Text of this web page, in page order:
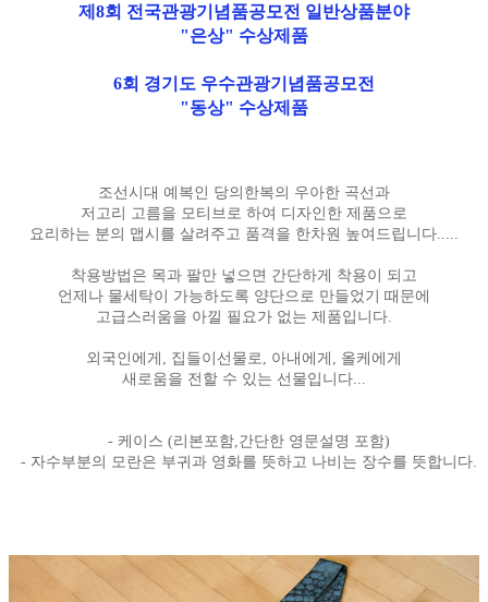
제8회 전국관광기념품공모전 일반상품분야
"은상" 수상제품
6회 경기도 우수관광기념품공모전
"동상" 수상제품
조선시대 예복인 당의한복의 우아한 곡선과
저고리 고름을 모티브로 하여 디자인한 제품으로
요리하는 분의 맵시를 살려주고 품격을 한차원 높여드립니다.....
착용방법은 목과 팔만 넣으면 간단하게 착용이 되고
언제나 물세탁이 가능하도록 양단으로 만들었기 때문에
고급스러움을 아낄 필요가 없는 제품입니다.
외국인에게, 집들이선물로, 아내에게, 올케에게
새로움을 전할 수 있는 선물입니다...
- 케이스 (리본포함,간단한 영문설명 포함)
- 자수부분의 모란은 부귀과 영화를 뜻하고 나비는 장수를 뜻합니다.